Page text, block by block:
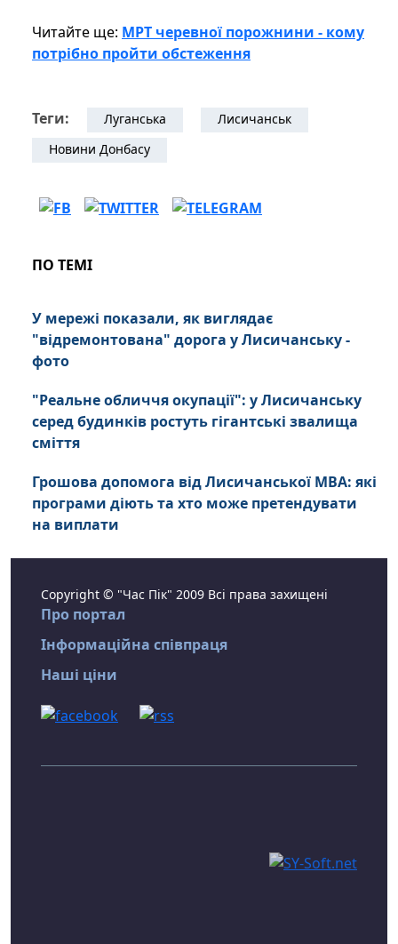
Читайте ще: МРТ черевної порожнини - кому
потрібно пройти обстеження
Теги: Луганська
Лисичанськ
Новини Донбасу
ПО ТЕМІ
У мережі показали, як виглядає
"відремонтована" дорога у Лисичанську -
фото
"Реальне обличчя окупації": у Лисичанську
серед будинків ростуть гігантські звалища
сміття
Грошова допомога від Лисичанської МВА: які
програми діють та хто може претендувати
на виплати
Copyright © "Час Пік" 2009 Всі права захищені
Про портал
Інформаційна співпраця
Наші ціни